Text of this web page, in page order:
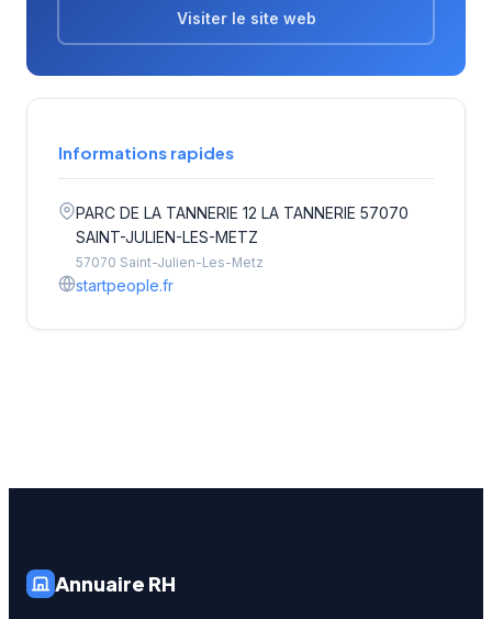
Visiter le site web
Informations rapides
PARC DE LA TANNERIE 12 LA TANNERIE 57070
SAINT-JULIEN-LES-METZ
57070 Saint-Julien-Les-Metz
startpeople.fr
Annuaire RH